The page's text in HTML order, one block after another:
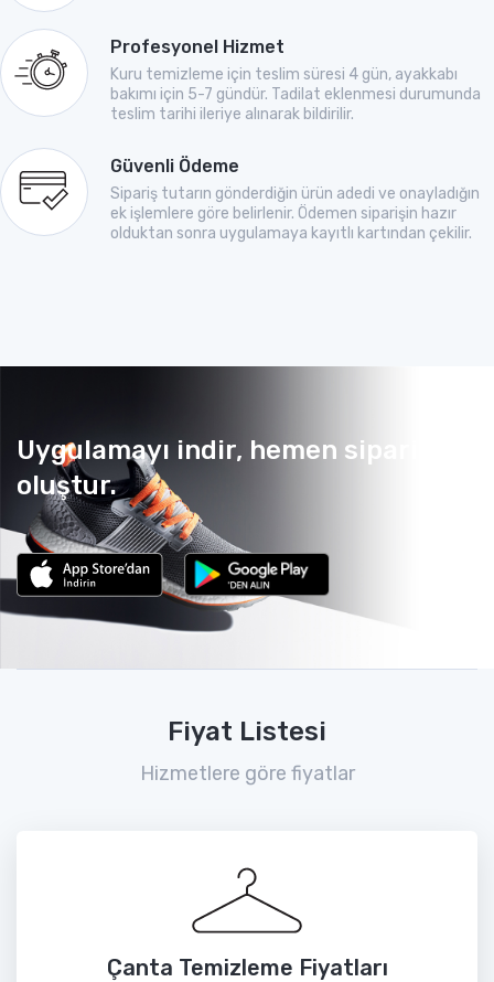
Profesyonel Hizmet
Kuru temizleme için teslim süresi 4 gün, ayakkabı
bakımı için 5-7 gündür. Tadilat eklenmesi durumunda
teslim tarihi ileriye alınarak bildirilir.
Güvenli Ödeme
Sipariş tutarın gönderdiğin ürün adedi ve onayladığın
ek işlemlere göre belirlenir. Ödemen siparişin hazır
olduktan sonra uygulamaya kayıtlı kartından çekilir.
Uygulamayı indir, hemen sipariş
oluştur.
Fiyat Listesi
Hizmetlere göre fiyatlar
Çanta Temizleme Fiyatları